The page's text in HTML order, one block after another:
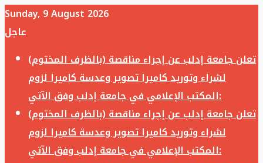
Sunday, 9 August 2026
عاجل
تعلن جامعة إدلب عن إجراء مناقصة (بالظرف المختوم)
لشراء وتوريد كاميرا تصوير وعدسة كاميرا لزوم
المكتب الإعلامي في جامعة إدلب وفق الآتي:
تعلن جامعة إدلب عن إجراء مناقصة (بالظرف المختوم)
لشراء وتوريد كاميرا تصوير وعدسة كاميرا لزوم
المكتب الإعلامي في جامعة إدلب وفق الآتي: